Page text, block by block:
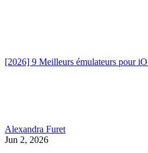
[2026] 9 Meilleurs émulateurs pour
Alexandra Furet
Jun 2, 2026